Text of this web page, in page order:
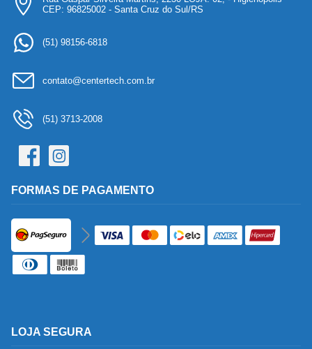
CEP: 96825002 - Santa Cruz do Sul/RS
(51) 98156-6818
contato@centertech.com.br
(51) 3713-2008
FORMAS DE PAGAMENTO
LOJA SEGURA